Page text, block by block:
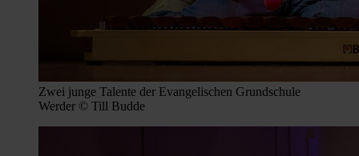
Zwei junge Talente der Evangelischen Grundschule
Werder © Till Budde